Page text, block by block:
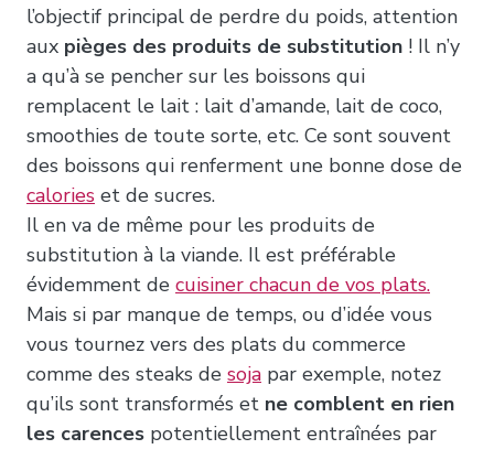
l’objectif principal de perdre du poids, attention
aux pièges des produits de substitution ! Il n’y
a qu’à se pencher sur les boissons qui
remplacent le lait : lait d’amande, lait de coco,
smoothies de toute sorte, etc. Ce sont souvent
des boissons qui renferment une bonne dose de
calories et de sucres.
Il en va de même pour les produits de
substitution à la viande. Il est préférable
évidemment de cuisiner chacun de vos plats.
Mais si par manque de temps, ou d’idée vous
vous tournez vers des plats du commerce
comme des steaks de soja par exemple, notez
qu’ils sont transformés et ne comblent en rien
les carences potentiellement entraînées par